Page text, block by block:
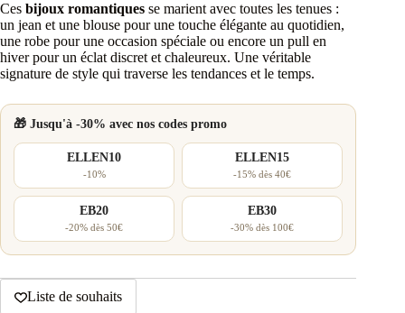
Ces bijoux romantiques se marient avec toutes les tenues :
un jean et une blouse pour une touche élégante au quotidien,
une robe pour une occasion spéciale ou encore un pull en
hiver pour un éclat discret et chaleureux. Une véritable
signature de style qui traverse les tendances et le temps.
🎁 Jusqu'à -30% avec nos codes promo
ELLEN10
-10%
ELLEN15
-15% dès 40€
EB20
-20% dès 50€
EB30
-30% dès 100€
Liste de souhaits